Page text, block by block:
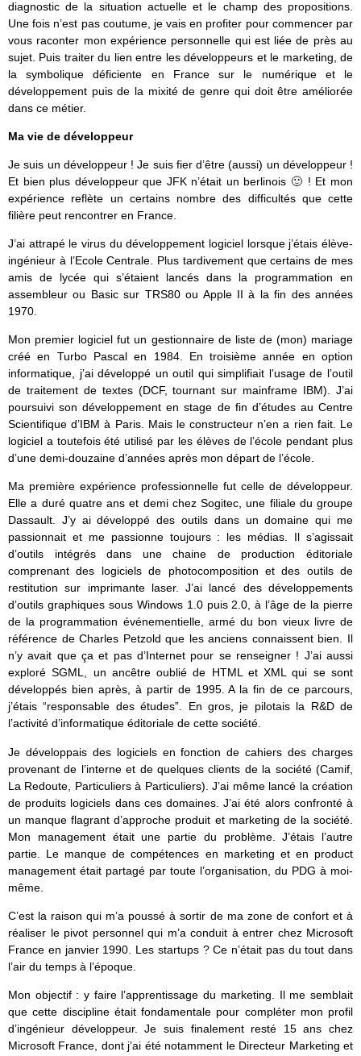
diagnostic de la situation actuelle et le champ des propositions.
Une fois n’est pas coutume, je vais en profiter pour commencer par
vous raconter mon expérience personnelle qui est liée de près au
sujet. Puis traiter du lien entre les développeurs et le marketing, de
la symbolique déficiente en France sur le numérique et le
développement puis de la mixité de genre qui doit être améliorée
dans ce métier.
Ma vie de développeur
Je suis un développeur ! Je suis fier d’être (aussi) un développeur !
Et bien plus développeur que JFK n’était un berlinois 🙂 ! Et mon
expérience reflète un certains nombre des difficultés que cette
filière peut rencontrer en France.
J’ai attrapé le virus du développement logiciel lorsque j’étais élève-
ingénieur à l’Ecole Centrale. Plus tardivement que certains de mes
amis de lycée qui s’étaient lancés dans la programmation en
assembleur ou Basic sur TRS80 ou Apple II à la fin des années
1970.
Mon premier logiciel fut un gestionnaire de liste de (mon) mariage
créé en Turbo Pascal en 1984. En troisième année en option
informatique, j’ai développé un outil qui simplifiait l’usage de l’outil
de traitement de textes (DCF, tournant sur mainframe IBM). J’ai
poursuivi son développement en stage de fin d’études au Centre
Scientifique d’IBM à Paris. Mais le constructeur n’en a rien fait. Le
logiciel a toutefois été utilisé par les élèves de l’école pendant plus
d’une demi-douzaine d’années après mon départ de l’école.
Ma première expérience professionnelle fut celle de développeur.
Elle a duré quatre ans et demi chez Sogitec, une filiale du groupe
Dassault. J’y ai développé des outils dans un domaine qui me
passionnait et me passionne toujours : les médias. Il s’agissait
d’outils intégrés dans une chaine de production éditoriale
comprenant des logiciels de photocomposition et des outils de
restitution sur imprimante laser. J’ai lancé des développements
d’outils graphiques sous Windows 1.0 puis 2.0, à l’âge de la pierre
de la programmation événementielle, armé du bon vieux livre de
référence de Charles Petzold que les anciens connaissent bien. Il
n’y avait que ça et pas d’Internet pour se renseigner ! J’ai aussi
exploré SGML, un ancêtre oublié de HTML et XML qui se sont
développés bien après, à partir de 1995. A la fin de ce parcours,
j’étais “responsable des études”. En gros, je pilotais la R&D de
l’activité d’informatique éditoriale de cette société.
Je développais des logiciels en fonction de cahiers des charges
provenant de l’interne et de quelques clients de la société (Camif,
La Redoute, Particuliers à Particuliers). J’ai même lancé la création
de produits logiciels dans ces domaines. J’ai été alors confronté à
un manque flagrant d’approche produit et marketing de la société.
Mon management était une partie du problème. J’étais l’autre
partie. Le manque de compétences en marketing et en product
management était partagé par toute l’organisation, du PDG à moi-
même.
C’est la raison qui m’a poussé à sortir de ma zone de confort et à
réaliser le pivot personnel qui m’a conduit à entrer chez Microsoft
France en janvier 1990. Les startups ? Ce n’était pas du tout dans
l’air du temps à l’époque.
Mon objectif : y faire l’apprentissage du marketing. Il me semblait
que cette discipline était fondamentale pour compléter mon profil
d’ingénieur développeur. Je suis finalement resté 15 ans chez
Microsoft France, dont j’ai été notamment le Directeur Marketing et